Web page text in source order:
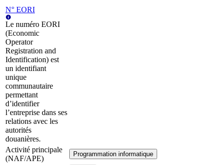
N° EORI
Le numéro EORI
(Economic
Operator
Registration and
Identification) est
un identifiant
unique
communautaire
permettant
d’identifier
l’entreprise dans ses
relations avec les
autorités
douanières.
Activité principale
(NAF/APE)
Programmation informatique